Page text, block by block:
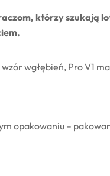
którzy szukają
wgłębień, Pro V1
opakowaniu –